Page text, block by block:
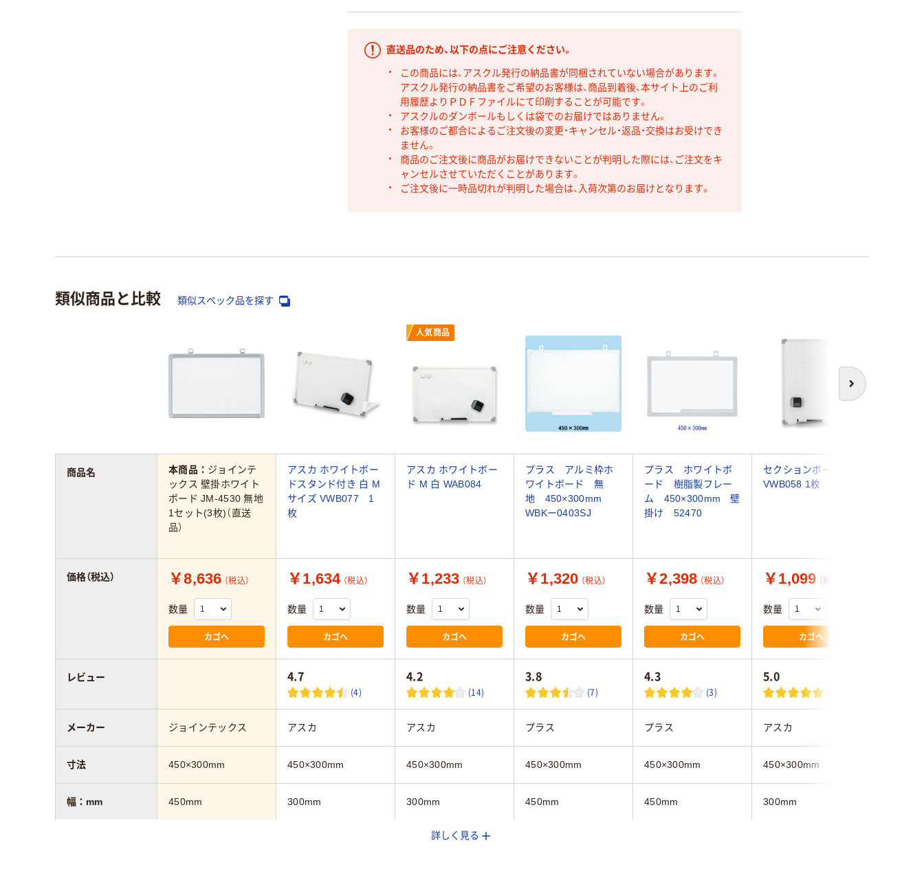
直送品のため、以下の点にご注意ください。
この商品には、アスクル発行の納品書が同梱されていない場合があります。
アスクル発行の納品書をご希望のお客様は、商品到着後、本サイト上のご利
用履歴よりＰＤＦファイルにて印刷することが可能です。
アスクルのダンボールもしくは袋でのお届けではありません。
お客様のご都合によるご注文後の変更・キャンセル・返品・交換はお受けでき
ません。
商品のご注文後に商品がお届けできないことが判明した際には、ご注文をキ
ャンセルさせていただくことがあります。
ご注文後に一時品切れが判明した場合は、入荷次第のお届けとなります。
類似商品と比較 類似スペック品を探す
次へ
人気商品
本商品： ジョインテ
ックス 壁掛ホワイト
ボード JM-4530 無地
1セット(3枚)（直送
品）
アスカ ホワイトボー
ドスタンド付き 白 M
サイズ VWB077 1
枚
アスカ ホワイトボー
ド M 白 WAB084
プラス アルミ枠ホ
ワイトボード 無
地 450×300mm
WBKー0403SJ
プラス ホワイトボ
ード 樹脂製フレー
ム 450×300mm 壁
掛け 52470
セクションボード M
VWB058 1枚
￥8,636 （税込）
数量
カゴへ
￥1,634 （税込）
数量
カゴへ
￥1,233 （税込）
数量
カゴへ
￥1,320 （税込）
数量
カゴへ
￥2,398 （税込）
数量
カゴへ
￥1,099 （税込）
数量
カゴへ
4.7
(4)
4.2
(14)
3.8
(7)
4.3
(3)
5.0
(1)
ジョインテックス アスカ アスカ プラス プラス アスカ
450×300mm 450×300mm 450×300mm 450×300mm 450×300mm 450×300mm
450mm 300mm 300mm 450mm 450mm 300mm
450mm
商品名
価格（税込）
レビュー
メーカー
寸法
幅：mm
詳しく見る